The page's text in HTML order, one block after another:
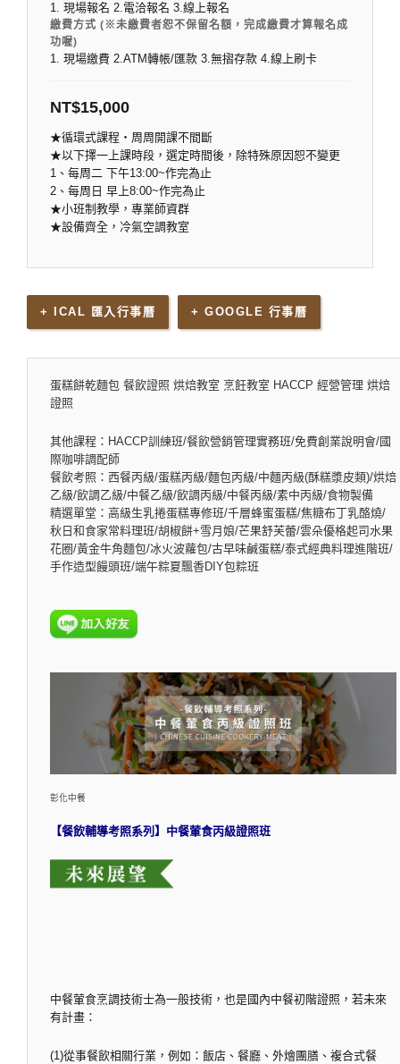
1. 現場報名 2.電洽報名 3.線上報名
繳費方式 (※未繳費者恕不保留名額，完成繳費才算報名成
功喔)
1. 現場繳費 2.ATM轉帳/匯款 3.無摺存款 4.線上刷卡
NT$15,000
★循環式課程‧周周開課不間斷
★以下擇一上課時段，選定時間後，除特殊原因恕不變更
1、每周二 下午13:00~作完為止
2、每周日 早上8:00~作完為止
★小班制教學，專業師資群
★設備齊全，冷氣空調教室
+ ICAL 匯入行事曆 + GOOGLE 行事曆
蛋糕餅乾麵包 餐飲證照 烘焙教室 烹飪教室 HACCP 經營管理 烘焙
證照
其他課程：HACCP訓練班/餐飲營銷管理實務班/免費創業說明會/國
際咖啡調配師
餐飲考照：西餐丙級/蛋糕丙級/麵包丙級/中麵丙級(酥糕漿皮類)/烘焙
乙級/飲調乙級/中餐乙級/飲調丙級/中餐丙級/素中丙級/食物製備
精選單堂：高級生乳捲蛋糕專修班/千層蜂蜜蛋糕/焦糖布丁乳酪燒/
秋日和食家常料理班/胡椒餅+雪月娘/芒果舒芙蕾/雲朵優格起司水果
花圈/黃金牛角麵包/冰火波蘿包/古早味鹹蛋糕/泰式經典料理進階班/
手作造型饅頭班/端午粽夏飄香DIY包粽班
彰化中餐
【餐飲輔導考照系列】中餐葷食丙級證照班
中餐葷食烹調技術士為一般技術，也是國內中餐初階證照，若未來
有計畫：
(1)從事餐飲相關行業，例如：飯店、餐廳、外燴團膳、複合式餐